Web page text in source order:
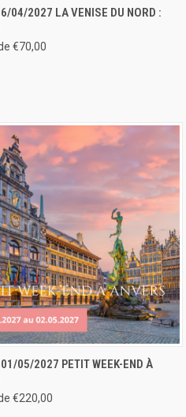
RAPIDE RÉSERVER
04/2027 LA VENISE DU NORD :
€70,00
RAPIDE RÉSERVER
05/2027 PETIT WEEK-END À
€220,00